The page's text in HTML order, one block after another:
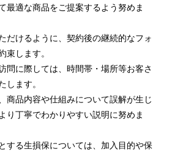
最適な商品をご提案するよう努めま
だけるように、契約後の継続的なフォ
束します。
問に際しては、時間帯・場所等お客さ
します。
商品内容や仕組みについて誤解が生じ
り丁寧でわかりやすい説明に努めま
する生損保については、加入目的や保